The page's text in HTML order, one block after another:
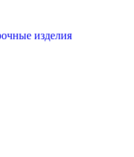
изделия